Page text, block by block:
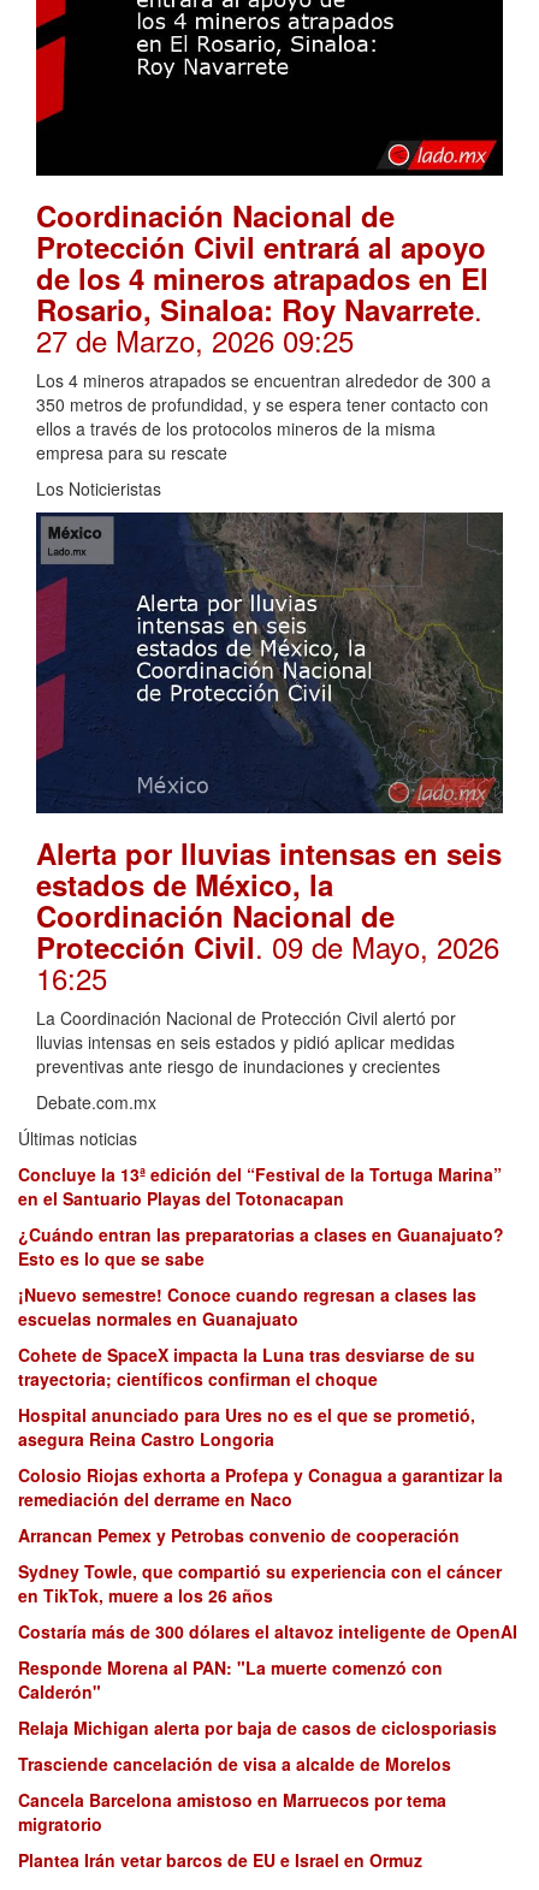
Coordinación Nacional de
Protección Civil entrará al apoyo
de los 4 mineros atrapados en El
Rosario, Sinaloa: Roy Navarrete.
27 de Marzo, 2026 09:25
Los 4 mineros atrapados se encuentran alrededor de 300 a
350 metros de profundidad, y se espera tener contacto con
ellos a través de los protocolos mineros de la misma
empresa para su rescate
Los Noticieristas
Alerta por lluvias intensas en seis
estados de México, la
Coordinación Nacional de
Protección Civil. 09 de Mayo, 2026
16:25
La Coordinación Nacional de Protección Civil alertó por
lluvias intensas en seis estados y pidió aplicar medidas
preventivas ante riesgo de inundaciones y crecientes
Debate.com.mx
Últimas noticias
Concluye la 13ª edición del “Festival de la Tortuga Marina”
en el Santuario Playas del Totonacapan
¿Cuándo entran las preparatorias a clases en Guanajuato?
Esto es lo que se sabe
¡Nuevo semestre! Conoce cuando regresan a clases las
escuelas normales en Guanajuato
Cohete de SpaceX impacta la Luna tras desviarse de su
trayectoria; científicos confirman el choque
Hospital anunciado para Ures no es el que se prometió,
asegura Reina Castro Longoria
Colosio Riojas exhorta a Profepa y Conagua a garantizar la
remediación del derrame en Naco
Arrancan Pemex y Petrobas convenio de cooperación
Sydney Towle, que compartió su experiencia con el cáncer
en TikTok, muere a los 26 años
Costaría más de 300 dólares el altavoz inteligente de OpenAI
Responde Morena al PAN: "La muerte comenzó con
Calderón"
Relaja Michigan alerta por baja de casos de ciclosporiasis
Trasciende cancelación de visa a alcalde de Morelos
Cancela Barcelona amistoso en Marruecos por tema
migratorio
Plantea Irán vetar barcos de EU e Israel en Ormuz